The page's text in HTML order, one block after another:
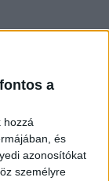
a
hozzá
és
azonosítókat
személyre
nyújt. Az
világát.
gyorsulást az